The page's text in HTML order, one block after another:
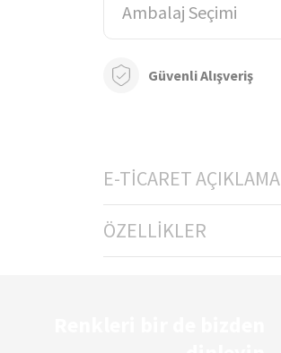
Ambalaj Seçimi
Güvenli Alışveriş
E-TİCARET AÇIKLAMA
ÖZELLİKLER